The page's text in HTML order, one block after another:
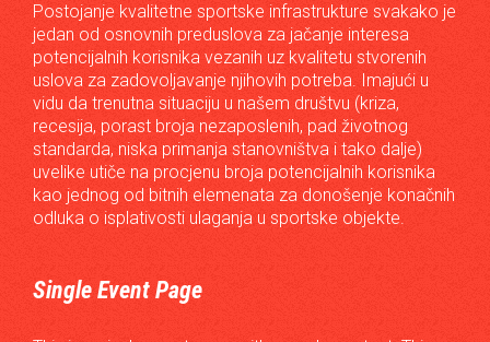
Postojanje kvalitetne sportske infrastrukture svakako je
jedan od osnovnih preduslova za jačanje interesa
potencijalnih korisnika vezanih uz kvalitetu stvorenih
uslova za zadovoljavanje njihovih potreba. Imajući u
vidu da trenutna situaciju u našem društvu (kriza,
recesija, porast broja nezaposlenih, pad životnog
standarda, niska primanja stanovništva i tako dalje)
uvelike utiče na procjenu broja potencijalnih korisnika
kao jednog od bitnih elemenata za donošenje konačnih
odluka o isplativosti ulaganja u sportske objekte.
Single Event Page